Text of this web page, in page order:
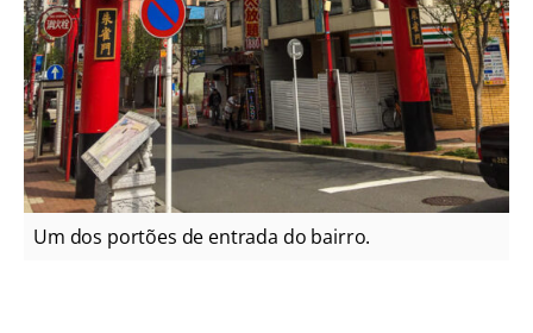
Um dos portões de entrada do bairro.